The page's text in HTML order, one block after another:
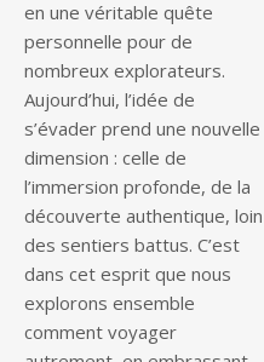
en une véritable quête
personnelle pour de
nombreux explorateurs.
Aujourd’hui, l’idée de
s’évader prend une nouvelle
dimension : celle de
l’immersion profonde, de la
découverte authentique, loin
des sentiers battus. C’est
dans cet esprit que nous
explorons ensemble
comment voyager